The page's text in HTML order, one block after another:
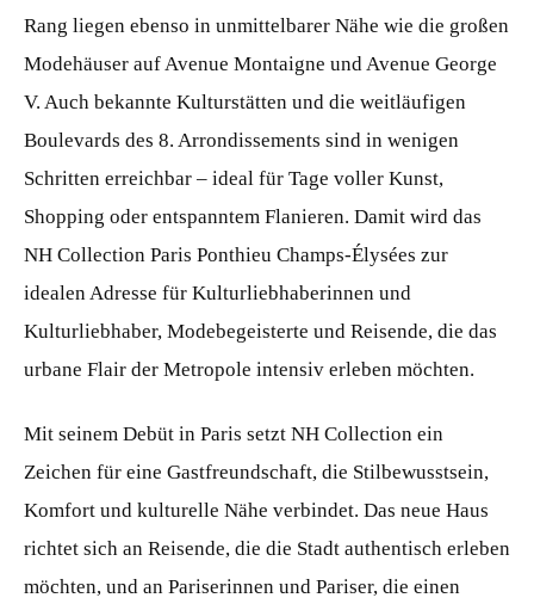
Rang liegen ebenso in unmittelbarer Nähe wie die großen
Modehäuser auf Avenue Montaigne und Avenue George
V. Auch bekannte Kulturstätten und die weitläufigen
Boulevards des 8. Arrondissements sind in wenigen
Schritten erreichbar – ideal für Tage voller Kunst,
Shopping oder entspanntem Flanieren. Damit wird das
NH Collection Paris Ponthieu Champs-Élysées zur
idealen Adresse für Kulturliebhaberinnen und
Kulturliebhaber, Modebegeisterte und Reisende, die das
urbane Flair der Metropole intensiv erleben möchten.
Mit seinem Debüt in Paris setzt NH Collection ein
Zeichen für eine Gastfreundschaft, die Stilbewusstsein,
Komfort und kulturelle Nähe verbindet. Das neue Haus
richtet sich an Reisende, die die Stadt authentisch erleben
möchten, und an Pariserinnen und Pariser, die einen